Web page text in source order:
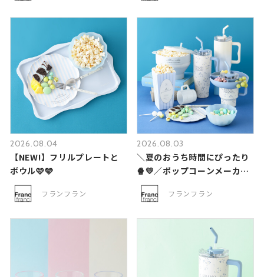
2026.08.04
【NEW!】フリルプレートと
ボウル🩷🩵
フランフラン
2026.08.03
＼夏のおうち時間にぴったり
🍿💛／ポップコーンメーカー
✨
フランフラン